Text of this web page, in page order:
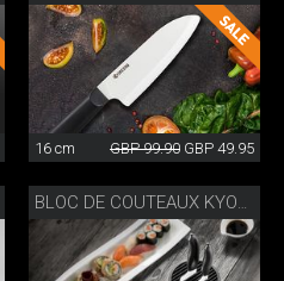
16 cm GBP 99.90 GBP 49.95
BLOC DE COUTEAUX KYOCERA